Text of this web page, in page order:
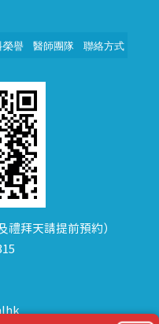
榮譽 醫師團隊 聯絡方式
禮拜天請提前預約）